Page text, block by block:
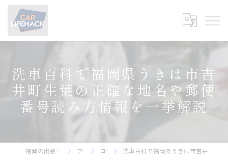
洗車百科で福岡県うきは市吉
井町生葉の正確な地名や郵便
番号読み方情報を一挙解説
福岡の出張洗車ならCar Lifehack ブログ コラム 洗車百科で福岡県うきは市吉井町生葉の正確な地名や郵便番号読み方情報を一挙解説